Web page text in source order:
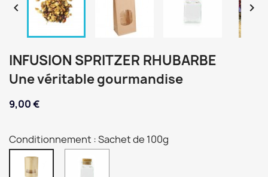
 
INFUSION SPRITZER RHUBARBE
Une véritable gourmandise
9,00 €
Conditionnement : Sachet de 100g